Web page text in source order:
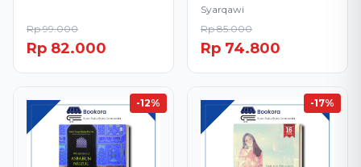
Rp 99.000
Rp 82.000
Syarqawi
Rp 85.000
Rp 74.800
-12% -17%